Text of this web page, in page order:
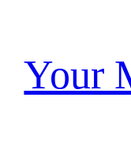
treściYour